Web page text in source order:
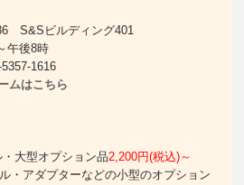
S&Sビルディング401
午後8時
1616
ムはこちら
大型オプション品2,200円(税込)～
・アダプターなどの小型のオプション